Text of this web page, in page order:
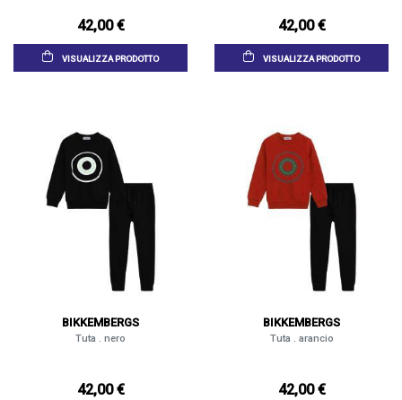
42,00 €
VISUALIZZA PRODOTTO
42,00 €
VISUALIZZA PRODOTTO
BIKKEMBERGS
Tuta . nero
42,00 €
BIKKEMBERGS
Tuta . arancio
42,00 €